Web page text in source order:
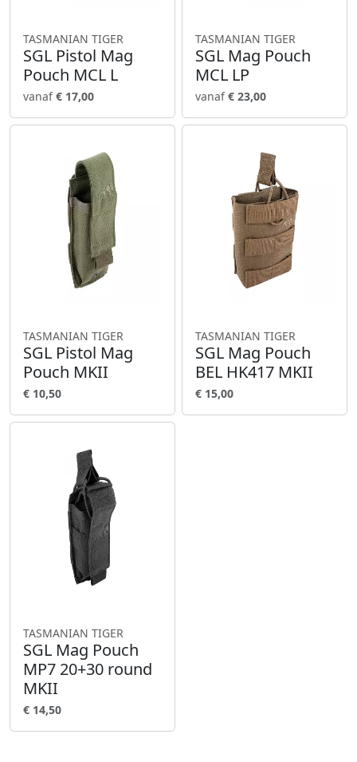
TASMANIAN TIGER
SGL Pistol Mag
Pouch MCL L
vanaf€ 17,00
TASMANIAN TIGER
SGL Mag Pouch
MCL LP
vanaf€ 23,00
TASMANIAN TIGER
SGL Pistol Mag
Pouch MKII
€ 10,50
TASMANIAN TIGER
SGL Mag Pouch
BEL HK417 MKII
€ 15,00
TASMANIAN TIGER
SGL Mag Pouch
MP7 20+30 round
MKII
€ 14,50